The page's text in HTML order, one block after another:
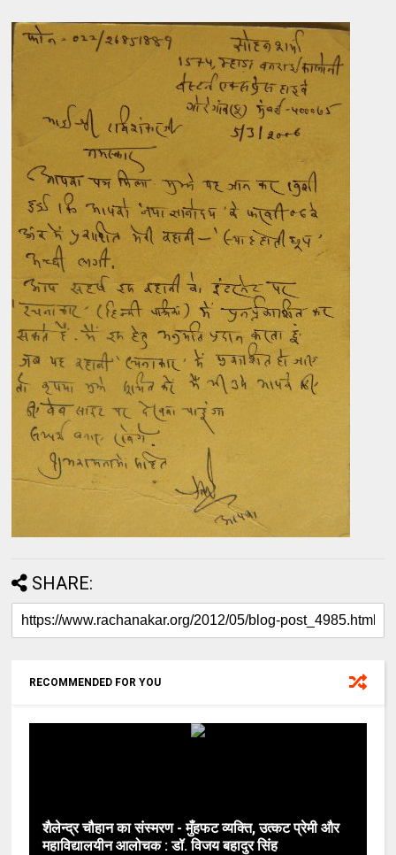
SHARE:
RECOMMENDED FOR YOU
शैलेन्द्र चौहान का संस्मरण - मुँहफट व्यक्ति, उत्कट प्रेमी और
महाविद्यालयीन आलोचक : डॉ. विजय बहादुर सिंह